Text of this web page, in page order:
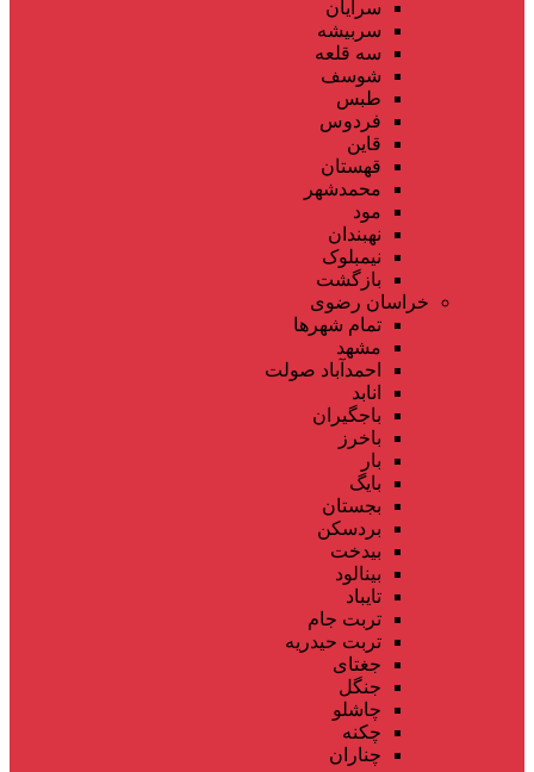
سرایان
سربیشه
سه قلعه
شوسف
طبس
فردوس
قاین
قهستان
محمدشهر
مود
نهبندان
نیمبلوک
بازگشت
خراسان رضوی
تمام شهر‌ها
مشهد
احمدآباد صولت
انابد
باجگیران
باخرز
بار
بایگ
بجستان
بردسکن
بیدخت
بینالود
تایباد
تربت جام
تربت حیدریه
جغتای
جنگل
چاشلو
چکنه
چناران